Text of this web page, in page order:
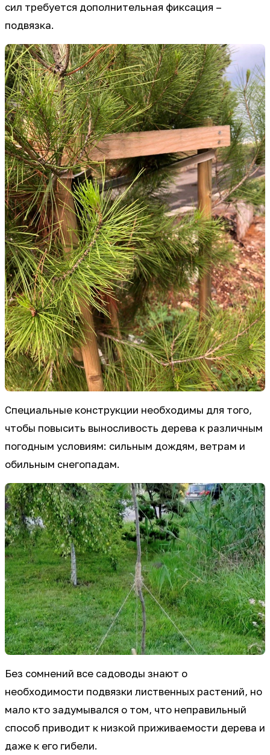
сил требуется дополнительная фиксация –
подвязка.
Специальные конструкции необходимы для того,
чтобы повысить выносливость дерева к различным
погодным условиям: сильным дождям, ветрам и
обильным снегопадам.
Без сомнений все садоводы знают о
необходимости подвязки лиственных растений, но
мало кто задумывался о том, что неправильный
способ приводит к низкой приживаемости дерева и
даже к его гибели.